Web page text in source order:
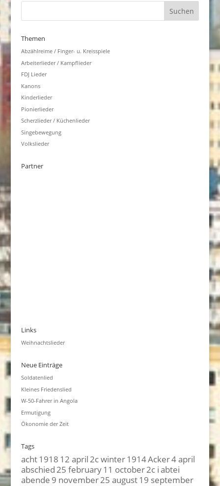
Themen
Abzählreime / Finger- u. Kreisspiele
Arbeiterlieder / Kampflieder
FDJ Lieder
Kanons
Kinderlieder
Pionierlieder
Scherzlieder / Küchenlieder
Singebewegung
Volkslieder
Partner
Links
Weihnachtslieder
Neue Einträge
Soldatenlied
Kleines Friedenslied
W-50-Fahrer in Angola
Ermutigung
Ökonomie der Zeit
Tags
acht1918 12 april2c winter1914Acker4 april
abschied25 february11 october2c iabtei
abende 9 november25 august19 september